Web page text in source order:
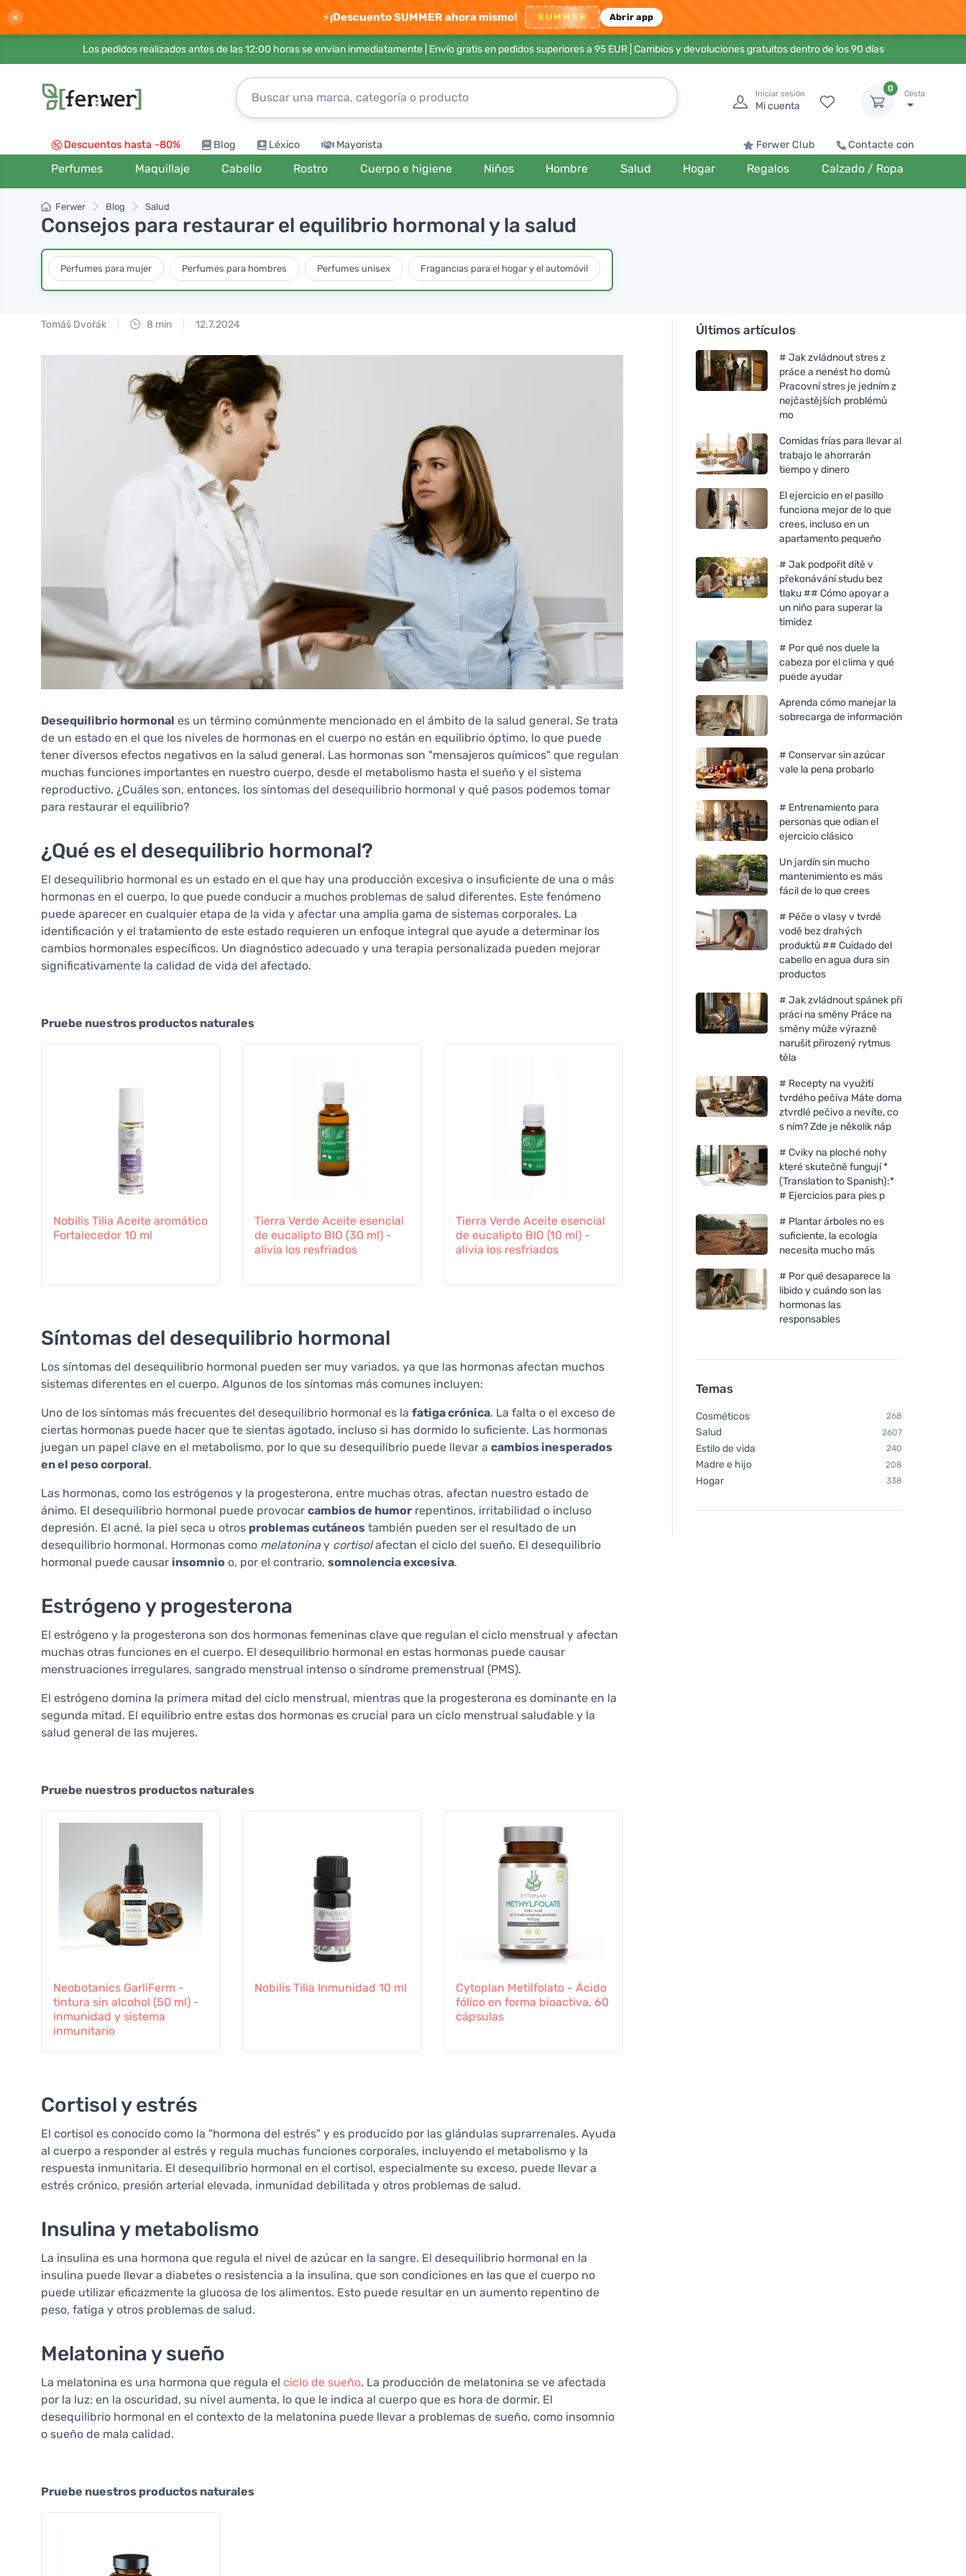
× ⚡¡Descuento SUMMER ahora mismo! SUMMER Abrir app
Los pedidos realizados antes de las 12:00 horas se envían inmediatamente | Envío gratis en pedidos superiores a 95 EUR| Cambios y devoluciones gratuitos dentro de los 90 días
Iniciar sesión
Mi cuenta
0
Cesta
Descuentos hasta -80% Blog Léxico Mayorista Ferwer Club Contacte con
Perfumes Maquillaje Cabello Rostro Cuerpo e higiene Niños Hombre Salud Hogar Regalos Calzado / Ropa
Ferwer Blog Salud
Consejos para restaurar el equilibrio hormonal y la salud
Perfumes para mujer Perfumes para hombres Perfumes unisex Fragancias para el hogar y el automóvil
Tomáš Dvořák 8 min 12.7.2024
Desequilibrio hormonal es un término comúnmente mencionado en el ámbito de la salud general. Se trata
de un estado en el que los niveles de hormonas en el cuerpo no están en equilibrio óptimo, lo que puede
tener diversos efectos negativos en la salud general. Las hormonas son "mensajeros químicos" que regulan
muchas funciones importantes en nuestro cuerpo, desde el metabolismo hasta el sueño y el sistema
reproductivo. ¿Cuáles son, entonces, los síntomas del desequilibrio hormonal y qué pasos podemos tomar
para restaurar el equilibrio?
¿Qué es el desequilibrio hormonal?
El desequilibrio hormonal es un estado en el que hay una producción excesiva o insuficiente de una o más
hormonas en el cuerpo, lo que puede conducir a muchos problemas de salud diferentes. Este fenómeno
puede aparecer en cualquier etapa de la vida y afectar una amplia gama de sistemas corporales. La
identificación y el tratamiento de este estado requieren un enfoque integral que ayude a determinar los
cambios hormonales específicos. Un diagnóstico adecuado y una terapia personalizada pueden mejorar
significativamente la calidad de vida del afectado.
Pruebe nuestros productos naturales
Nobilis Tilia Aceite aromático
Fortalecedor 10 ml
Tierra Verde Aceite esencial
de eucalipto BIO (30 ml) -
alivia los resfriados
Tierra Verde Aceite esencial
de eucalipto BIO (10 ml) -
alivia los resfriados
Síntomas del desequilibrio hormonal
Los síntomas del desequilibrio hormonal pueden ser muy variados, ya que las hormonas afectan muchos
sistemas diferentes en el cuerpo. Algunos de los síntomas más comunes incluyen:
Uno de los síntomas más frecuentes del desequilibrio hormonal es la fatiga crónica. La falta o el exceso de
ciertas hormonas puede hacer que te sientas agotado, incluso si has dormido lo suficiente. Las hormonas
juegan un papel clave en el metabolismo, por lo que su desequilibrio puede llevar a cambios inesperados
en el peso corporal.
Las hormonas, como los estrógenos y la progesterona, entre muchas otras, afectan nuestro estado de
ánimo. El desequilibrio hormonal puede provocar cambios de humor repentinos, irritabilidad o incluso
depresión. El acné, la piel seca u otros problemas cutáneos también pueden ser el resultado de un
desequilibrio hormonal. Hormonas como melatoninay cortisolafectan el ciclo del sueño. El desequilibrio
hormonal puede causar insomnio o, por el contrario, somnolencia excesiva.
Estrógeno y progesterona
El estrógeno y la progesterona son dos hormonas femeninas clave que regulan el ciclo menstrual y afectan
muchas otras funciones en el cuerpo. El desequilibrio hormonal en estas hormonas puede causar
menstruaciones irregulares, sangrado menstrual intenso o síndrome premenstrual (PMS).
El estrógeno domina la primera mitad del ciclo menstrual, mientras que la progesterona es dominante en la
segunda mitad. El equilibrio entre estas dos hormonas es crucial para un ciclo menstrual saludable y la
salud general de las mujeres.
Pruebe nuestros productos naturales
Neobotanics GarliFerm -
tintura sin alcohol (50 ml) -
inmunidad y sistema
inmunitario
Nobilis Tilia Inmunidad 10 ml
Cytoplan Metilfolato - Ácido
fólico en forma bioactiva, 60
cápsulas
Cortisol y estrés
El cortisol es conocido como la "hormona del estrés" y es producido por las glándulas suprarrenales. Ayuda
al cuerpo a responder al estrés y regula muchas funciones corporales, incluyendo el metabolismo y la
respuesta inmunitaria. El desequilibrio hormonal en el cortisol, especialmente su exceso, puede llevar a
estrés crónico, presión arterial elevada, inmunidad debilitada y otros problemas de salud.
Insulina y metabolismo
La insulina es una hormona que regula el nivel de azúcar en la sangre. El desequilibrio hormonal en la
insulina puede llevar a diabetes o resistencia a la insulina, que son condiciones en las que el cuerpo no
puede utilizar eficazmente la glucosa de los alimentos. Esto puede resultar en un aumento repentino de
peso, fatiga y otros problemas de salud.
Melatonina y sueño
La melatonina es una hormona que regula el ciclo de sueño. La producción de melatonina se ve afectada
por la luz: en la oscuridad, su nivel aumenta, lo que le indica al cuerpo que es hora de dormir. El
desequilibrio hormonal en el contexto de la melatonina puede llevar a problemas de sueño, como insomnio
o sueño de mala calidad.
Pruebe nuestros productos naturales
Últimos artículos
# Jak zvládnout stres z
práce a nenést ho domů
Pracovní stres je jedním z
nejčastějších problémů
mo
Comidas frías para llevar al
trabajo le ahorrarán
tiempo y dinero
El ejercicio en el pasillo
funciona mejor de lo que
crees, incluso en un
apartamento pequeño
# Jak podpořit dítě v
překonávání studu bez
tlaku ## Cómo apoyar a
un niño para superar la
timidez
# Por qué nos duele la
cabeza por el clima y qué
puede ayudar
Aprenda cómo manejar la
sobrecarga de información
# Conservar sin azúcar
vale la pena probarlo
# Entrenamiento para
personas que odian el
ejercicio clásico
Un jardín sin mucho
mantenimiento es más
fácil de lo que crees
# Péče o vlasy v tvrdé
vodě bez drahých
produktů ## Cuidado del
cabello en agua dura sin
productos
# Jak zvládnout spánek při
práci na směny Práce na
směny může výrazně
narušit přirozený rytmus
těla
# Recepty na využití
tvrdého pečiva Máte doma
ztvrdlé pečivo a nevíte, co
s ním? Zde je několik náp
# Cviky na ploché nohy
které skutečně fungují *
(Translation to Spanish):*
# Ejercicios para pies p
# Plantar árboles no es
suficiente, la ecología
necesita mucho más
# Por qué desaparece la
libido y cuándo son las
hormonas las
responsables
Temas
Cosméticos 268
Salud 2607
Estilo de vida 240
Madre e hijo 208
Hogar 338